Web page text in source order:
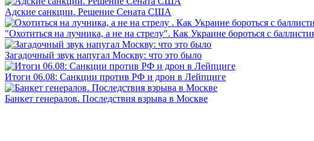
Адские санкции. Решение Сената США
"Охотиться на лучника, а не на стрелу". Как Украине бороться с
Загадочный звук напугал Москву: что это было
Итоги 06.08: Санкции против РФ и дрон в Лейпциге
Банкет генералов. Последствия взрыва в Москве